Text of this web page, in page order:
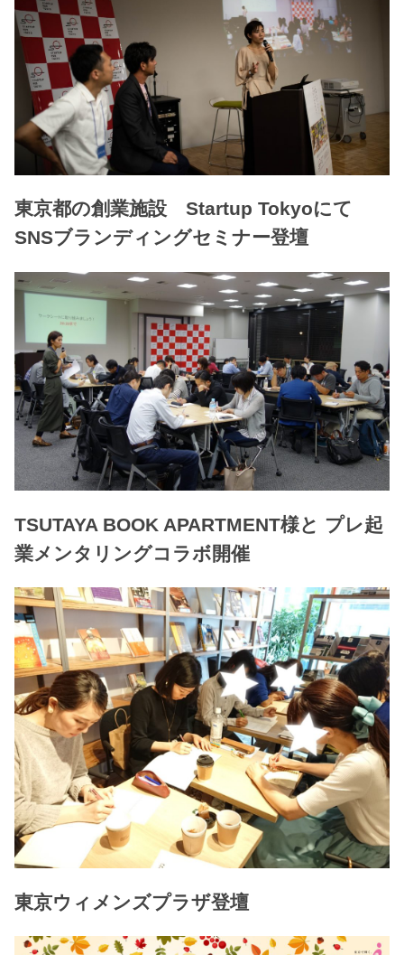
東京都の創業施設 Startup Tokyoにて
SNSブランディングセミナー登壇
TSUTAYA BOOK APARTMENT様と プレ起
業メンタリングコラボ開催
東京ウィメンズプラザ登壇